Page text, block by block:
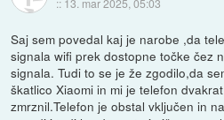
:: 13. mar 2025, 05:03
Saj sem povedal kaj je narobe ,da
signala wifi prek dostopne točke čez
signala. Tudi to se je že zgodilo,da
škatlico Xiaomi in mi je telefon
zmrznil.Telefon je obstal vključen in